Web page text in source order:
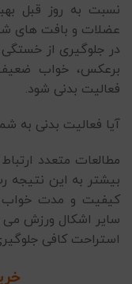
نسبت به روز قبل
عضلات و بافت های
در جلوگیری از
برعکس، خواب
فعالیت بدنی شود.
آیا فعالیت بدنی به
مطالعات متعدد
بیشتر به این نتیجه
کیفیت و مدت خواب
سایر اشکال ورزش می
استراحت کافی